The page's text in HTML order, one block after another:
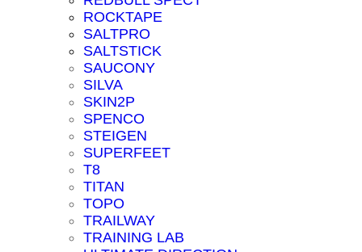
ROCKTAPE
SALTPRO
SALTSTICK
SAUCONY
SILVA
SKIN2P
SPENCO
STEIGEN
SUPERFEET
T8
TITAN
TOPO
TRAILWAY
TRAINING LAB